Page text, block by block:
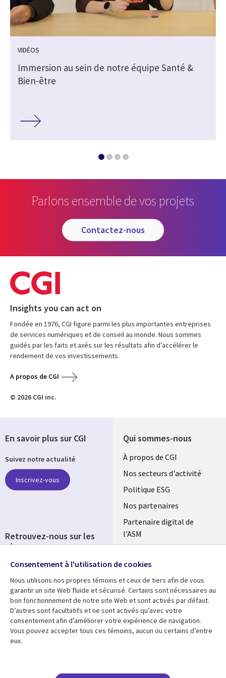
VIDÉOS
Immersion au sein de notre équipe Santé &
Bien-être
Parlons ensemble de vos projets
contactez-nous
Insights you can act on
Fondée en 1976, CGI figure parmi les plus importantes entreprises
de services numériques et de conseil au monde. Nous sommes
guidés par les faits et axés sur les résultats afin d’accélérer le
rendement de vos investissements.
A propos de CGI
© 2026 CGI inc.
Qui sommes-nous
Useful
links
FRANCE
À propos de CGI
Nos secteurs d'activité
Politique ESG
Nos partenaires
Partenaire digital de
l'ASM
Fusions
Ressources
Library
Links
Articles
Blog
Support
Legal
Accessibilité
conditions juridiques
En savoir plus sur CGI
Suivez notre actualité
Inscrivez-vous
Retrouvez-nous sur les
réseaux
Social
Media
FRANCE
Consentement à l'utilisation de cookies
Nous utilisons nos propres témoins et ceux de tiers afin de vous
garantir un site Web fluide et sécurisé. Certains sont nécessaires au
bon fonctionnement de notre site Web et sont activés par défaut.
D’autres sont facultatifs et ne sont activés qu’avec votre
consentement afin d’améliorer votre expérience de navigation.
Vous pouvez accepter tous ces témoins, aucun ou certains d’entre
eux.